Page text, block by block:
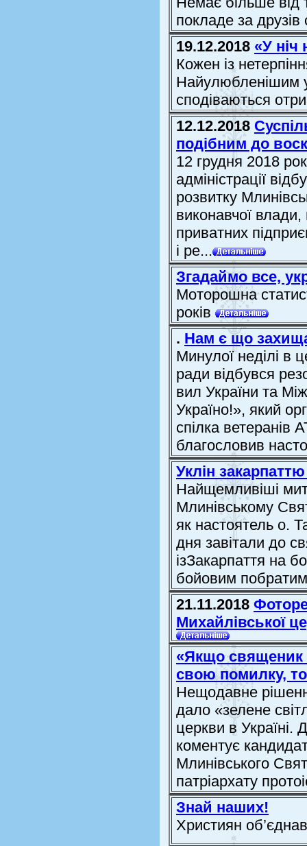
покладе за друзів
19.12.2018 «У ніч
Кожен із
Найулюбленішим
сподіваються
12.12.2018
подібним до
12 грудня 2018
адміністрації
розвитку
виконавчої
приватних
і ре...
Згадаймо все,
Моторошна
років
. Нам є що
Минулої неділі в
ради відбувся
вил України та
Україно!», який
спілка ветеранів
благословив
Уклін
Найщемливіші
Млинівському
як настоятель о.
дня завітали до
ізЗакарпаття на
бойовим
21.11.2018
Михайлівської
«Якщо священик
свою помилку, то
Нещодавне
дало «зелене
церкви в Україні.
коментує
Млинівського
патріархату
Знай наших!
Християн